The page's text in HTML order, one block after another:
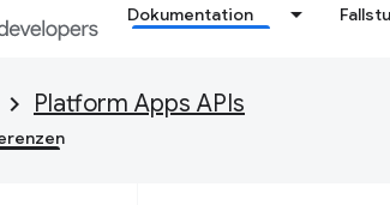
Dokumentation
Platform Apps APIs